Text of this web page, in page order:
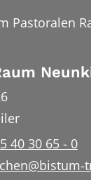
Pastoralen
40 30 65 - 0